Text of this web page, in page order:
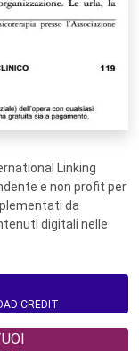
Linking
e non profit per
da
digitali nelle
CREDIT